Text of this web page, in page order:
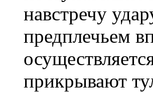
навстречу
предплечьем
прикрывают